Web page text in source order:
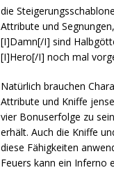
die
Attribute und
[I]Damn[/I] sind
[I]Hero[/I] noch mal
Natürlich brauchen
Attribute und Kniffe
vier Bonuserfolge zu
erhält. Auch die Kniffe
diese Fähigkeiten
Feuers kann ein Inferno